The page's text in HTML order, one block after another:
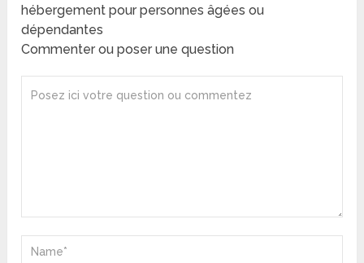
hébergement pour personnes âgées ou
dépendantes
Commenter ou poser une question